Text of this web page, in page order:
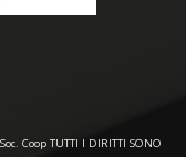
Coop TUTTI I DIRITTI SONO